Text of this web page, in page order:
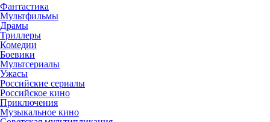
Фантастика
Мультфильмы
Драмы
Триллеры
Комедии
Боевики
Мультсериалы
Ужасы
Российские сериалы
Российское кино
Приключения
Музыкальное кино